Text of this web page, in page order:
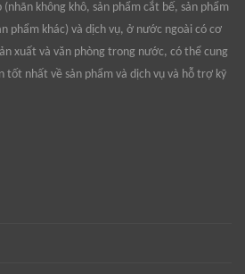
không khô, sản phẩm cắt bế, sản phẩm
phẩm khác) và dịch vụ, ở nước ngoài có cơ
xuất và văn phòng trong nước, có thể cung
tốt nhất về sản phẩm và dịch vụ và hỗ trợ kỹ